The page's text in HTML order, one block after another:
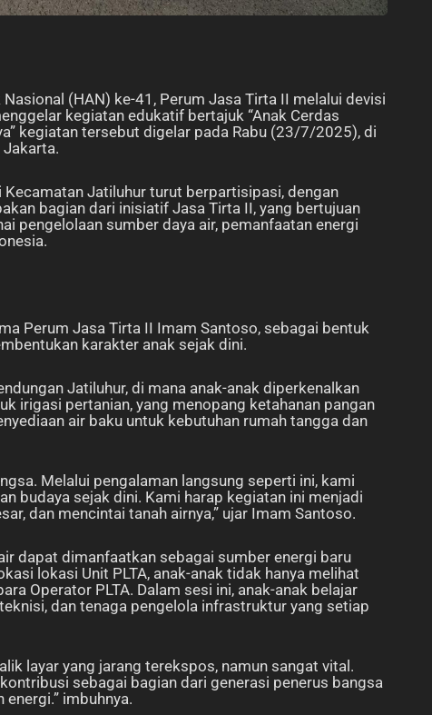
(HAN) ke-41, Perum Jasa Tirta II melalui devisi
kegiatan edukatif bertajuk “Anak Cerdas
kegiatan tersebut digelar pada Rabu (23/7/2025), di
Jakarta.
Jatiluhur turut berpartisipasi, dengan
bagian dari inisiatif Jasa Tirta II, yang bertujuan
pengelolaan sumber daya air, pemanfaatan energi
Perum Jasa Tirta II Imam Santoso, sebagai bentuk
karakter anak sejak dini.
Jatiluhur, di mana anak-anak diperkenalkan
irigasi pertanian, yang menopang ketahanan pangan
air baku untuk kebutuhan rumah tangga dan
Melalui pengalaman langsung seperti ini, kami
budaya sejak dini. Kami harap kegiatan ini menjadi
dan mencintai tanah airnya,” ujar Imam Santoso.
dapat dimanfaatkan sebagai sumber energi baru
lokasi Unit PLTA, anak-anak tidak hanya melihat
Operator PLTA. Dalam sesi ini, anak-anak belajar
dan tenaga pengelola infrastruktur yang setiap
layar yang jarang terekspos, namun sangat vital.
sebagai bagian dari generasi penerus bangsa
imbuhnya.